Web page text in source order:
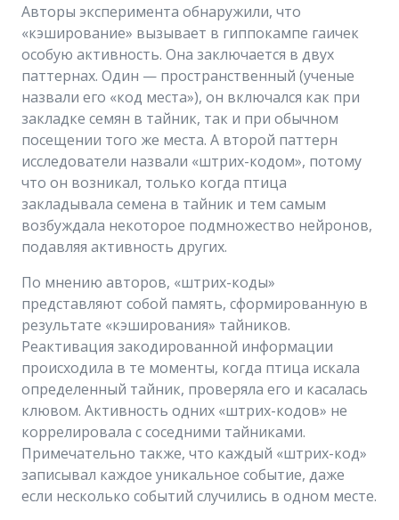
Авторы эксперимента обнаружили, что
«кэширование» вызывает в гиппокампе гаичек
особую активность. Она заключается в двух
паттернах. Один — пространственный (ученые
назвали его «код места»), он включался как при
закладке семян в тайник, так и при обычном
посещении того же места. А второй паттерн
исследователи назвали «штрих-кодом», потому
что он возникал, только когда птица
закладывала семена в тайник и тем самым
возбуждала некоторое подмножество нейронов,
подавляя активность других.
По мнению авторов, «штрих-коды»
представляют собой память, сформированную в
результате «кэширования» тайников.
Реактивация закодированной информации
происходила в те моменты, когда птица искала
определенный тайник, проверяла его и касалась
клювом. Активность одних «штрих-кодов» не
коррелировала с соседними тайниками.
Примечательно также, что каждый «штрих-код»
записывал каждое уникальное событие, даже
если несколько событий случились в одном месте.